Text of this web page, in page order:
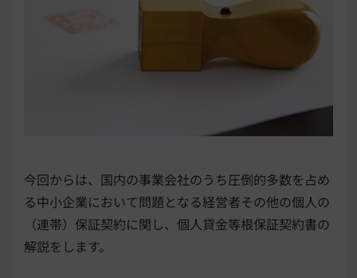
今回からは、国内の事業会社のうち圧倒的多数を占め
る中小企業において問題となる経営者その他の個人の
（連帯）保証契約に関し、個人貸金等根保証契約書の
解説をします。